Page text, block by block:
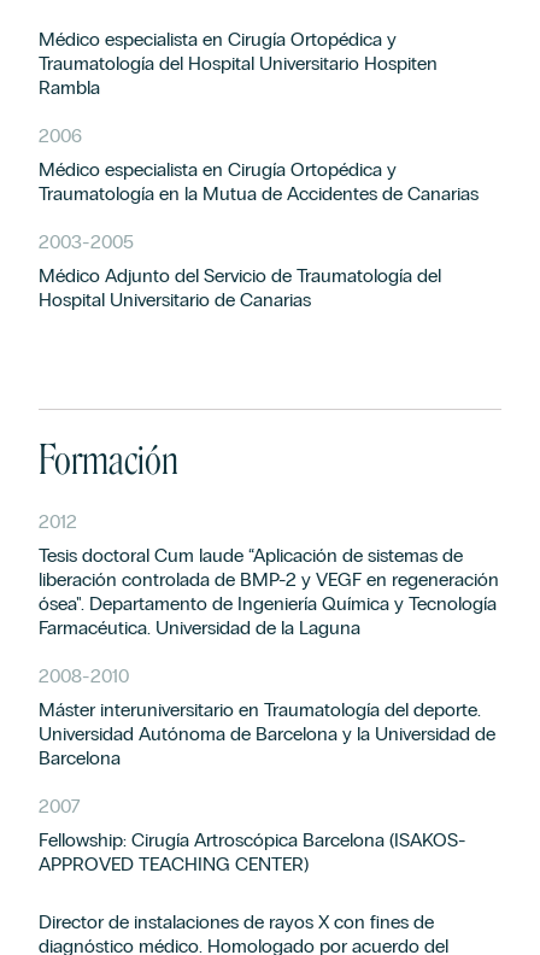
Médico especialista en Cirugía Ortopédica y
Traumatología del Hospital Universitario Hospiten
Rambla
2006
Médico especialista en Cirugía Ortopédica y
Traumatología en la Mutua de Accidentes de Canarias
2003-2005
Médico Adjunto del Servicio de Traumatología del
Hospital Universitario de Canarias
Formación
2012
Tesis doctoral Cum laude “Aplicación de sistemas de
liberación controlada de BMP-2 y VEGF en regeneración
ósea". Departamento de Ingeniería Química y Tecnología
Farmacéutica. Universidad de la Laguna
2008-2010
Máster interuniversitario en Traumatología del deporte.
Universidad Autónoma de Barcelona y la Universidad de
Barcelona
2007
Fellowship: Cirugía Artroscópica Barcelona (ISAKOS-
APPROVED TEACHING CENTER)
Director de instalaciones de rayos X con fines de
diagnóstico médico. Homologado por acuerdo del